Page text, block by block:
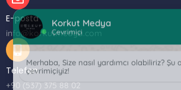
E-posta
info@korkutmedya.com
Telefon
+90 (537) 375 88 02
Merhaba, Size nasıl yardımcı olabiliriz? Şu
çevrimiçiyiz!